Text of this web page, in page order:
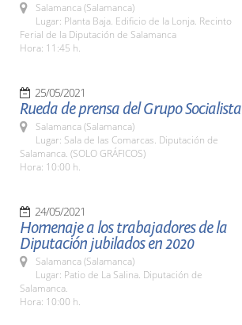
Salamanca (Salamanca)
Lugar: Planta Baja. Edificio de la Lonja. Recinto
Ferial de la Diputación de Salamanca
Hora: 11:45 h.
25/05/2021
Rueda de prensa del Grupo Socialista
Salamanca (Salamanca)
Lugar: Sala de las Comarcas. Diputación de
Salamanca. (SOLO GRÁFICOS)
Hora: 10:00 h.
24/05/2021
Homenaje a los trabajadores de la
Diputación jubilados en 2020
Salamanca (Salamanca)
Lugar: Patio de La Salina. Diputación de
Salamanca.
Hora: 10:00 h.